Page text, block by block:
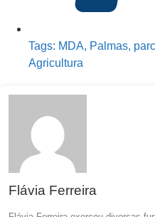
Tags: MDA, Palmas,
Agricultura
Flávia Ferreira